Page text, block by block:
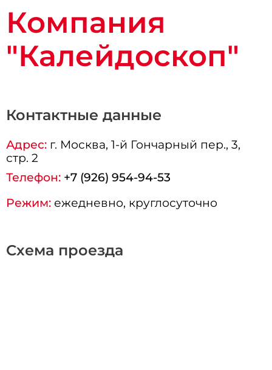
Компания
"Калейдоскоп"
Схема проезда
Контактные данные
Адрес: г. Москва, 1-й Гончарный пер., 3,
стр. 2
Телефон: +7 (926) 954-94-53
Режим: ежедневно, круглосуточно